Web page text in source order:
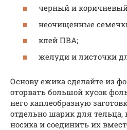
черный и
неочищенные
клей ПВА;
желуди и листочки
Основу ежика сделайте из
оторвать большой кусок
него каплеобразную
отдельно шарик для
носика и соединить их